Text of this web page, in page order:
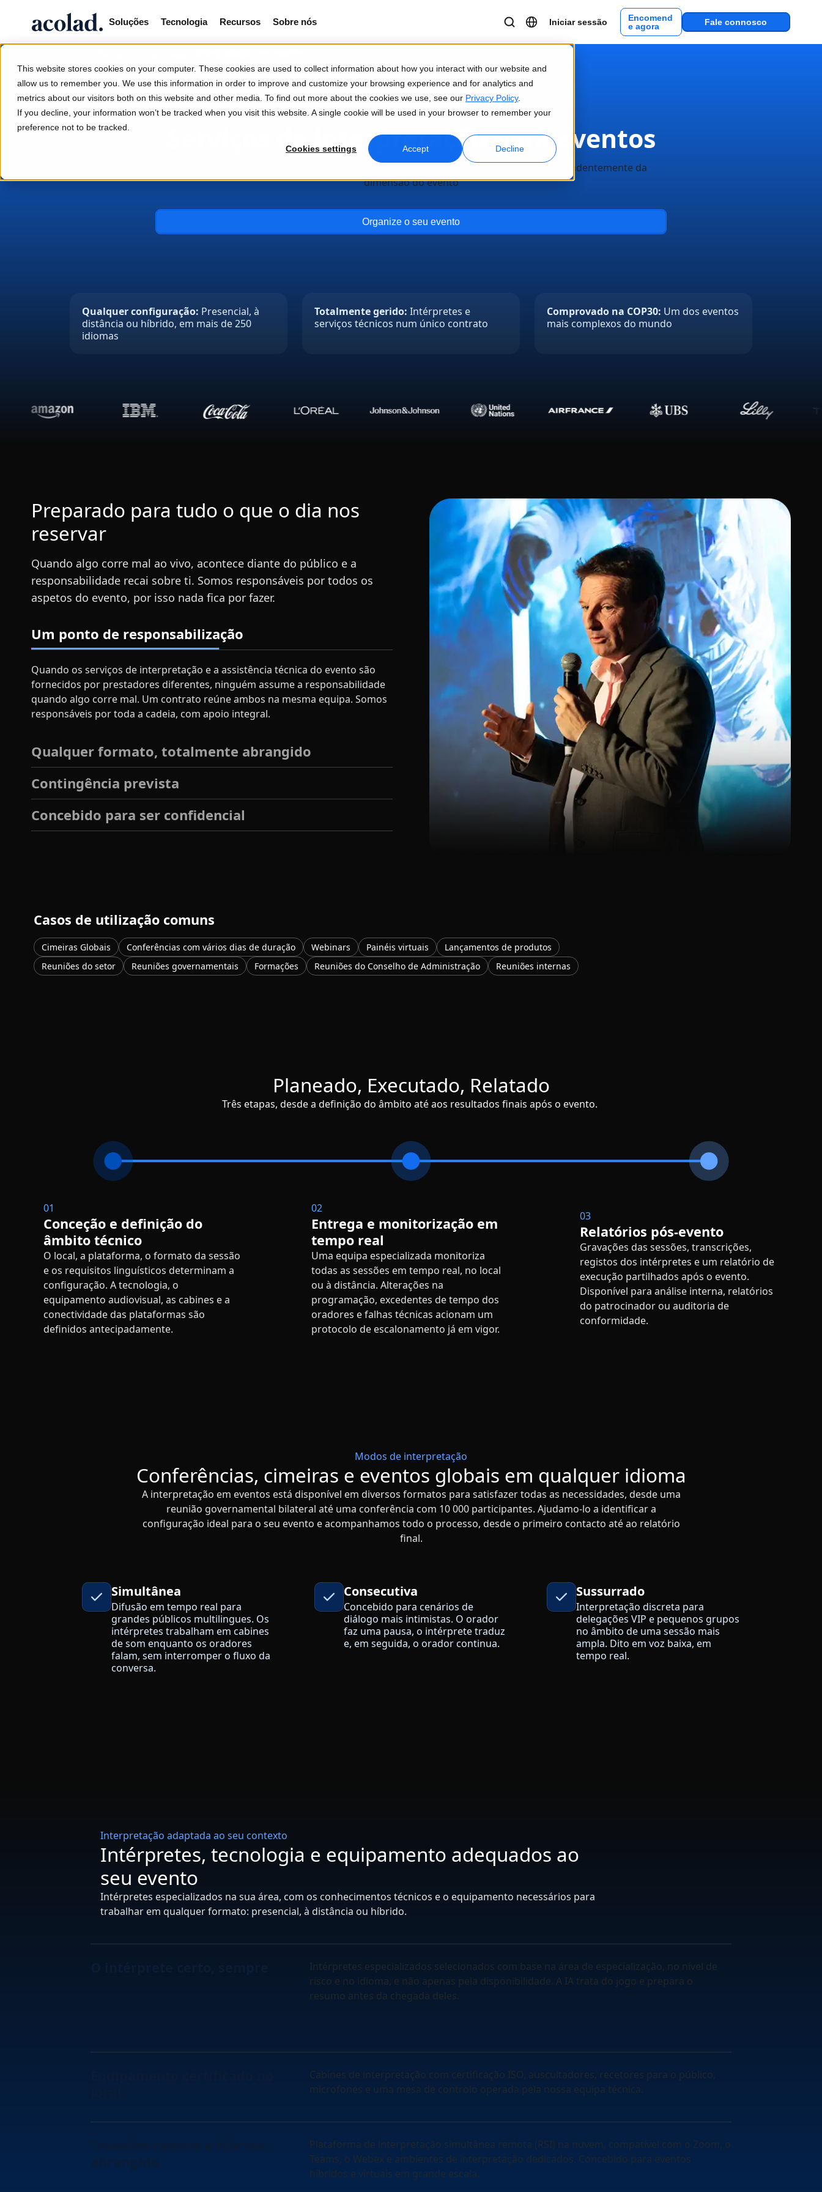
This website stores cookies on your computer. These cookies are used to collect information about how you interact with our website and
allow us to remember you. We use this information in order to improve and customize your browsing experience and for analytics and
metrics about our visitors both on this website and other media. To find out more about the cookies we use, see our Privacy Policy.
If you decline, your information won’t be tracked when you visit this website. A single cookie will be used in your browser to remember your
preference not to be tracked.
Cookies settings Accept Decline
Soluções Tecnologia Recursos Sobre nós Iniciar sessão
Encomend
e agora
Fale connosco
Serviços de interpretação para eventos
Serviços de interpretação multilingue para eventos, realizados com perfeição, independentemente da
dimensão do evento
Organize o seu evento
Qualquer configuração: Presencial, à
distância ou híbrido, em mais de 250
idiomas
Totalmente gerido: Intérpretes e
serviços técnicos num único contrato
Comprovado na COP30: Um dos eventos
mais complexos do mundo
Preparado para tudo o que o dia nos
reservar
Quando algo corre mal ao vivo, acontece diante do público e a
responsabilidade recai sobre ti. Somos responsáveis por todos os
aspetos do evento, por isso nada fica por fazer.
Um ponto de responsabilização
Quando os serviços de interpretação e a assistência técnica do evento são
fornecidos por prestadores diferentes, ninguém assume a responsabilidade
quando algo corre mal. Um contrato reúne ambos na mesma equipa. Somos
responsáveis por toda a cadeia, com apoio integral.
Qualquer formato, totalmente abrangido
Contingência prevista
Concebido para ser confidencial
Casos de utilização comuns
Cimeiras Globais Conferências com vários dias de duração Webinars Painéis virtuais
Lançamentos de produtos
Reuniões do setor
Reuniões governamentais Formações Reuniões do Conselho de Administração Reuniões internas
Planeado, Executado, Relatado
Três etapas, desde a definição do âmbito até aos resultados finais após o evento.
01
Conceção e definição do
âmbito técnico
O local, a plataforma, o formato da sessão
e os requisitos linguísticos determinam a
configuração. A tecnologia, o
equipamento audiovisual, as cabines e a
conectividade das plataformas são
definidos antecipadamente.
02
Entrega e monitorização em
tempo real
Uma equipa especializada monitoriza
todas as sessões em tempo real, no local
ou à distância. Alterações na
programação, excedentes de tempo dos
oradores e falhas técnicas acionam um
protocolo de escalonamento já em vigor.
03
Relatórios pós-evento
Gravações das sessões, transcrições,
registos dos intérpretes e um relatório de
execução partilhados após o evento.
Disponível para análise interna, relatórios
do patrocinador ou auditoria de
conformidade.
Modos de interpretação
Conferências, cimeiras e eventos globais em qualquer idioma
A interpretação em eventos está disponível em diversos formatos para satisfazer todas as necessidades, desde uma
reunião governamental bilateral até uma conferência com 10 000 participantes. Ajudamo-lo a identificar a
configuração ideal para o seu evento e acompanhamos todo o processo, desde o primeiro contacto até ao relatório
final.
Simultânea
Difusão em tempo real para
grandes públicos multilingues. Os
intérpretes trabalham em cabines
de som enquanto os oradores
falam, sem interromper o fluxo da
conversa.
Consecutiva
Concebido para cenários de
diálogo mais intimistas. O orador
faz uma pausa, o intérprete traduz
e, em seguida, o orador continua.
Sussurrado
Interpretação discreta para
delegações VIP e pequenos grupos
no âmbito de uma sessão mais
ampla. Dito em voz baixa, em
tempo real.
Interpretação adaptada ao seu contexto
Intérpretes, tecnologia e equipamento adequados ao
seu evento
Intérpretes especializados na sua área, com os conhecimentos técnicos e o equipamento necessários para
trabalhar em qualquer formato: presencial, à distância ou híbrido.
Intérpretes especializados selecionados com base na área de especialização, no nível de
risco e no idioma, e não apenas pela disponibilidade. A IA trata do jogo e prepara o
resumo antes da chegada deles.
Cabines de interpretação com certificação ISO, auscultadores, recetores para o público,
microfones e uma mesa de controlo operada pela nossa equipa técnica.
Plataforma de interpretação simultânea remota (RSI) na nuvem, compatível com o Zoom, o
Teams, o Webex e ambientes de interpretação dedicados. Concebido para eventos
híbridos e virtuais em grande escala.